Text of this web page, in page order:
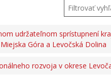
udržateľnom sprístupnení
Góra a Levočská Dolina
rozvoja v okrese